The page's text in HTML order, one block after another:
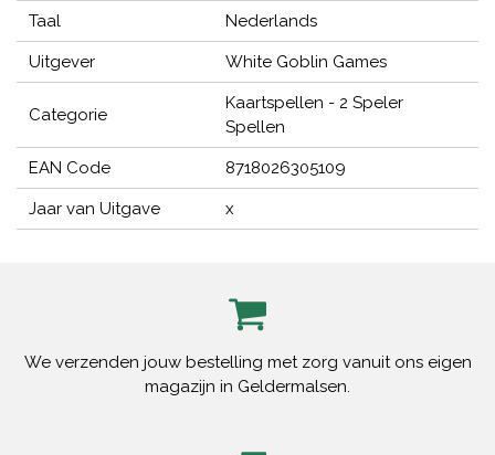
Taal Nederlands
Uitgever White Goblin Games
Categorie
Kaartspellen - 2 Speler
Spellen
EAN Code 8718026305109
Jaar van Uitgave x
We verzenden jouw bestelling met zorg vanuit ons eigen
magazijn in Geldermalsen.